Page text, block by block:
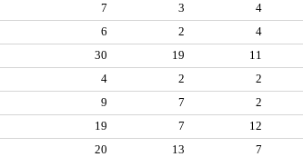
7 3 4
6 2 4
30 19 11
4 2 2
9 7 2
19 7 12
20 13 7